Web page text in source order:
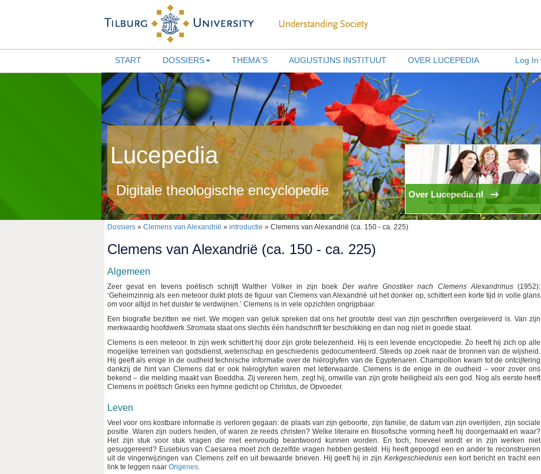
Log In
START DOSSIERS THEMA'S AUGUSTIJNS INSTITUUT OVER LUCEPEDIA
Lucepedia
Digitale theologische encyclopedie Over Lucepedia.nl
Dossiers » Clemens van Alexandrië » introductie » Clemens van Alexandrië (ca. 150 - ca. 225)
Clemens van Alexandrië (ca. 150 - ca. 225)
Algemeen
Zeer gevat en tevens poëtisch schrijft Walther Völker in zijn boek Der wahre Gnostiker nach Clemens Alexandrinus(1952):
‘Geheimzinnig als een meteoor duikt plots de figuur van Clemens van Alexandrië uit het donker op, schittert een korte tijd in volle glans
om voor altijd in het duister te verdwijnen.’ Clemens is in vele opzichten ongrijpbaar.
Een biografie bezitten we niet. We mogen van geluk spreken dat ons het grootste deel van zijn geschriften overgeleverd is. Van zijn
merkwaardig hoofdwerk Stromata staat ons slechts één handschrift ter beschikking en dan nog niet in goede staat.
Clemens is een meteoor. In zijn werk schittert hij door zijn grote belezenheid. Hij is een levende encyclopedie. Zo heeft hij zich op alle
mogelijke terreinen van godsdienst, wetenschap en geschiedenis gedocumenteerd. Steeds op zoek naar de bronnen van de wijsheid.
Hij geeft als enige in de oudheid technische informatie over de hiëroglyfen van de Egyptenaren. Champollion kwam tot de ontcijfering
dankzij de hint van Clemens dat er ook hiëroglyfen waren met letterwaarde. Clemens is de enige in de oudheid – voor zover ons
bekend – die melding maakt van Boeddha. Zij vereren hem, zegt hij, omwille van zijn grote heiligheid als een god. Nog als eerste heeft
Clemens in poëtisch Grieks een hymne gedicht op Christus, de Opvoeder.
Leven
Veel voor ons kostbare informatie is verloren gegaan: de plaats van zijn geboorte, zijn familie, de datum van zijn overlijden, zijn sociale
positie. Waren zijn ouders heiden, of waren ze reeds christen? Welke literaire en filosofische vorming heeft hij doorgemaakt en waar?
Het zijn stuk voor stuk vragen die niet eenvoudig beantwoord kunnen worden. En toch, hoeveel wordt er in zijn werken niet
gesuggereerd? Eusebius van Caesarea moet zich dezelfde vragen hebben gesteld. Hij heeft gepoogd een en ander te reconstrueren
uit de vingerwijzingen van Clemens zelf en uit bewaarde brieven. Hij geeft hij in zijnKerkgeschiedenis een kort bericht en tracht een
link te leggen naar Origenes.